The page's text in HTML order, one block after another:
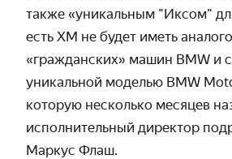
также «уникальным "Иксом"
есть ХМ не будет иметь
«гражданских» машин BMW и
уникальной моделью BMW
которую несколько месяцев
исполнительный директор
Маркус Флаш.